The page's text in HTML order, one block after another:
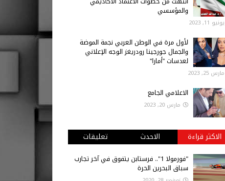
والمؤسسي
يونيو 11, 2023
لأول مرة في الوطن العربي نجمة الموضة
والجمال جورجينا رودريغز الوجه الإعلاني
لعدسات "أمارا"
مارس 25, 2023
الاعلامي الجامع
مارس 20, 2023
الاكثر قراءة الاحدث تعليقات
"فورمولا 1".. فرستابن يتفوق في آخر تجارب
سباق البحرين الحرة